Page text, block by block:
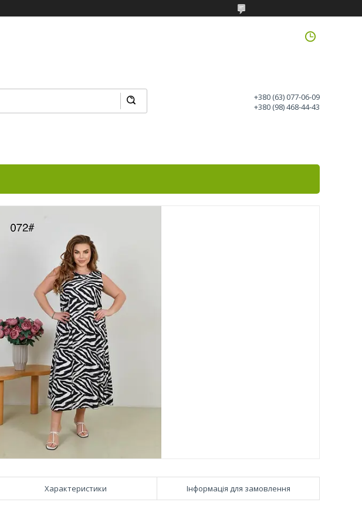
+380 (63) 077-06-09
+380 (98) 468-44-43
Характеристики Інформація для замовлення